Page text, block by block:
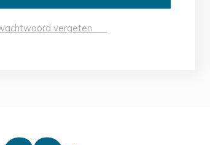
wachtwoord vergeten